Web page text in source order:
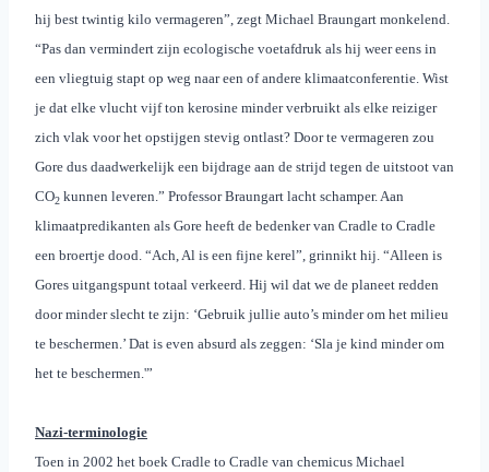
hij best twintig kilo vermageren”, zegt Michael Braungart monkelend.
“Pas dan vermindert zijn ecologische voetafdruk als hij weer eens in
een vliegtuig stapt op weg naar een of andere klimaatconferentie. Wist
je dat elke vlucht vijf ton kerosine minder verbruikt als elke reiziger
zich vlak voor het opstijgen stevig ontlast? Door te vermageren zou
Gore dus daadwerkelijk een bijdrage aan de strijd tegen de uitstoot van
CO2 kunnen leveren.” Professor Braungart lacht schamper. Aan
klimaatpredikanten als Gore heeft de bedenker van Cradle to Cradle
een broertje dood. “Ach, Al is een fijne kerel”, grinnikt hij. “Alleen is
Gores uitgangspunt totaal verkeerd. Hij wil dat we de planeet redden
door minder slecht te zijn: ‘Gebruik jullie auto’s minder om het milieu
te beschermen.’ Dat is even absurd als zeggen: ‘Sla je kind minder om
het te beschermen.'”
Nazi-terminologie
Toen in 2002 het boek Cradle to Cradle van chemicus Michael